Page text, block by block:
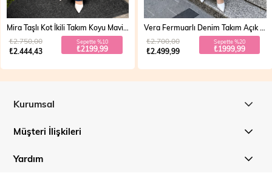
Mira Taşlı Kot İkili Takım Koyu Mavi 19286
₺2.444,43
₺2.750,00 Sepette %10
₺2199,99 ₺2.499,99
₺2.700,00 Sepette %20
₺1999,99
Kurumsal
Müşteri İlişkileri
Yardım